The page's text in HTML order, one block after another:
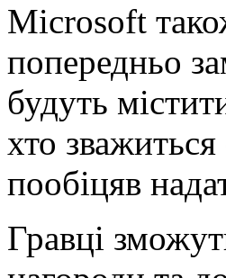
Microsoft
попередньо
будуть
хто
пообіцяв
Гравці